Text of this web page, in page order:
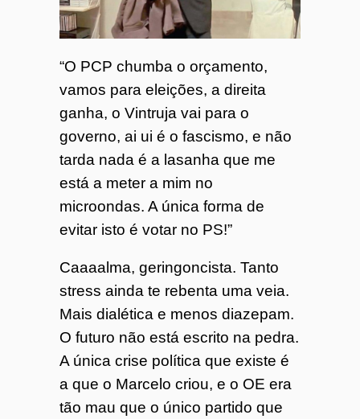
“O PCP chumba o orçamento,
vamos para eleições, a direita
ganha, o Vintruja vai para o
governo, ai ui é o fascismo, e não
tarda nada é a lasanha que me
está a meter a mim no
microondas. A única forma de
evitar isto é votar no PS!”
Caaaalma, geringoncista. Tanto
stress ainda te rebenta uma veia.
Mais dialética e menos diazepam.
O futuro não está escrito na pedra.
A única crise política que existe é
a que o Marcelo criou, e o OE era
tão mau que o único partido que